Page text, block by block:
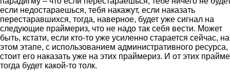
если недостараешься, тебя накажут, если наказать
перестаравшихся, тогда, наверное, будет уже сигнал на
следующие праймериз, что не надо так себя вести. Может
быть, кстати, если кто-то уже усиленно старается сейчас, на
этом этапе, с использованием административного ресурса,
стоит его наказать уже на этих праймериз. И от этих
тогда будет какой-то толк.